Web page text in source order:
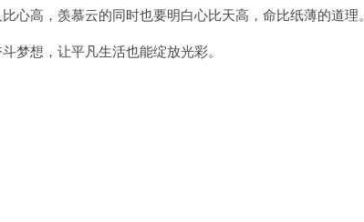
高，羡慕云的同时也要明白心比天高，命比纸薄的道理。
想，让平凡生活也能绽放光彩。